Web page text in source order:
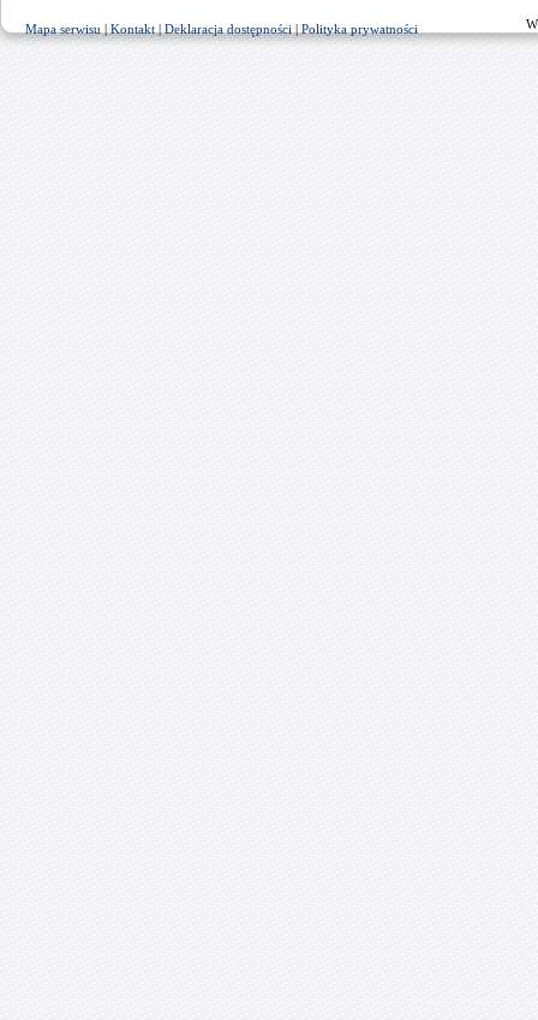
Mapa serwisu Kontakt Deklaracja dostępności Polityka prywatności